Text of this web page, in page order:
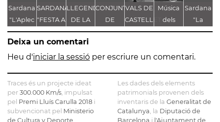
Sardana
"L'Aplec
d'Artés"
SARDANA
"FESTA A
CASTELLET"
LLEGENDA
DE LA
TROBALLA
DE LA
MARE
CASTELLET
CONJUNT
DE
LLEGENDES
AL CAMÍ
VALS DE
CASTELLET
Música
dels
Pastorets
Sardana
"La
Festa
d'Enric
Deixa un comentari
Heu d'iniciar la sessió per escriure un comentari.
Traces és un projecte ideat
per 300.000 Km/s , impulsat
pel Premi Lluís Carulla 2018 i
subvencionat pel Ministerio
de Cultura y Deporte
Les dades dels elements
patrimonials provenen dels
inventaris de la Generalitat de
Catalunya , la Diputació de
Barcelona i l'Ajuntament de